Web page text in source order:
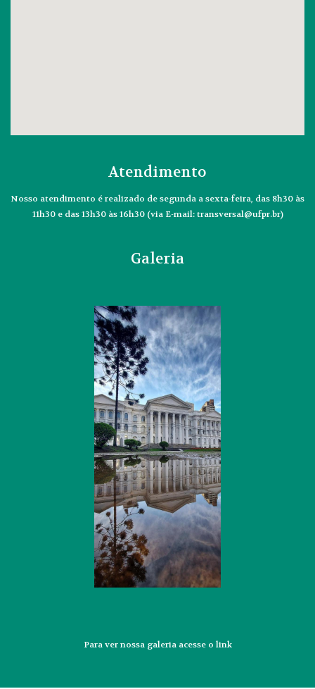
Atendimento
Nosso atendimento é realizado de segunda a sexta-feira, das 8h30 às
11h30 e das 13h30 às 16h30 (via E-mail: transversal@ufpr.br)
Galeria
Para ver nossa galeria acesse o link